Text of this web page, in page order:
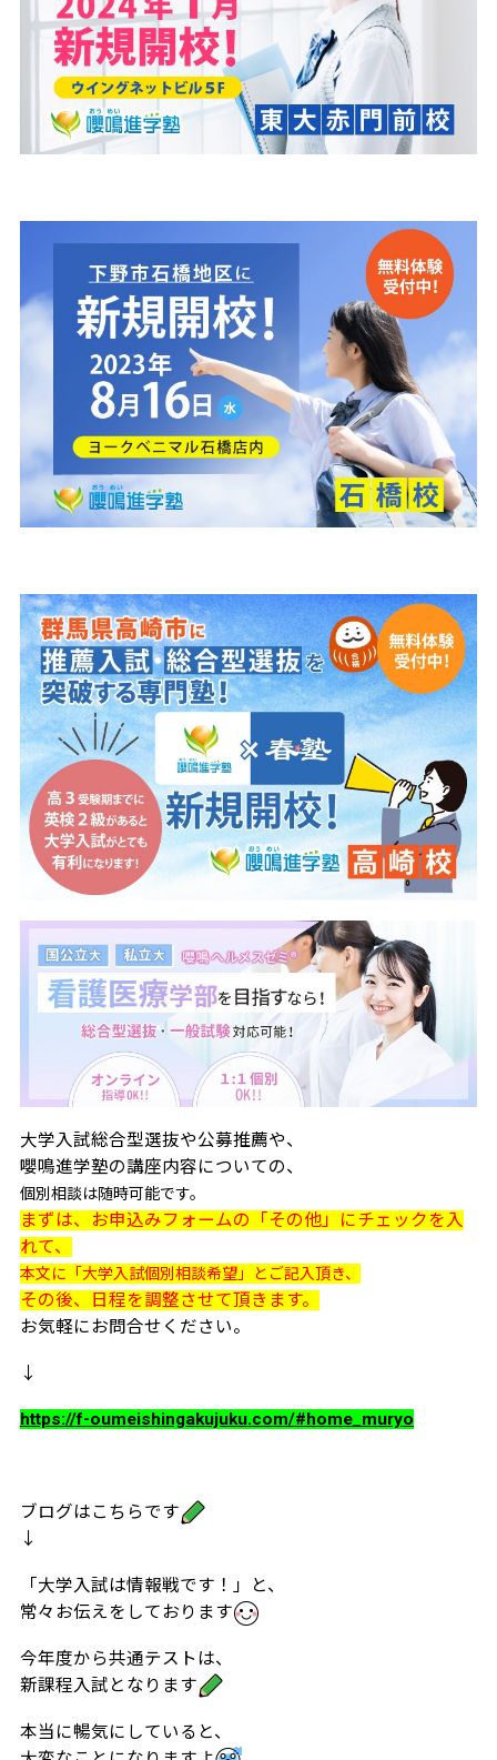
大学入試総合型選抜や公募推薦や、
嚶鳴進学塾の講座内容についての、
個別相談は随時可能です。
まずは、お申込みフォームの「その他」にチェックを入
れて、
本文に「大学入試個別相談希望」とご記入頂き、
その後、日程を調整させて頂きます。
お気軽にお問合せください。
↓
https://f-oumeishingakujuku.com/#home_muryo
ブログはこちらです
↓
「大学入試は情報戦です！」と、
常々お伝えをしております
今年度から共通テストは、
新課程入試となります
本当に暢気にしていると、